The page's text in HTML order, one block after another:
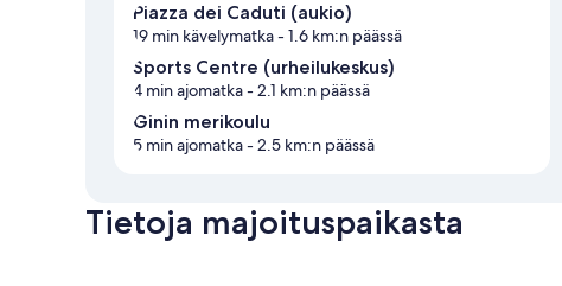
Piazza dei Caduti (aukio)
19 min kävelymatka- 1.6 km:n päässä
Sports Centre (urheilukeskus)
4 min ajomatka- 2.1 km:n päässä
Ginin merikoulu
5 min ajomatka- 2.5 km:n päässä
Tietoja majoituspaikasta